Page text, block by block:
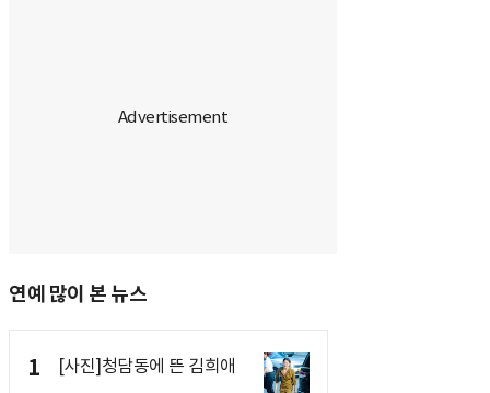
연예 많이 본 뉴스
1 [사진]청담동에 뜬 김희애